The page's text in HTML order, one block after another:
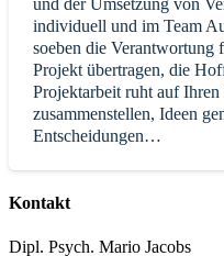
individuell und im Team
soeben die Verantwortung
Projekt übertragen, die
Projektarbeit ruht auf
zusammenstellen, Ideen
Entscheidungen…
Kontakt
Dipl. Psych. Mario Jacobs